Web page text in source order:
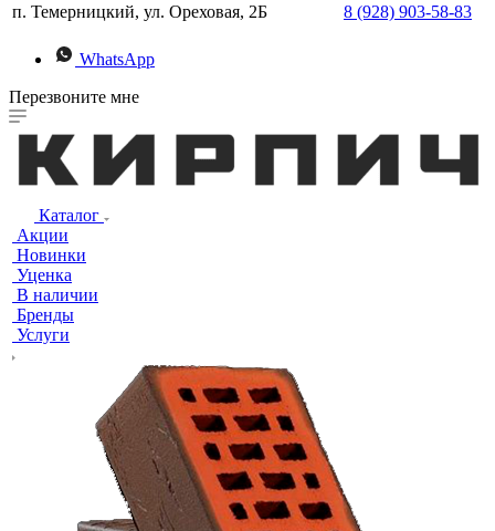
п. Темерницкий, ул. Ореховая, 2Б
8 (928) 903-58-83
WhatsApp
Перезвоните мне
Каталог
Акции
Новинки
Уценка
В наличии
Бренды
Услуги